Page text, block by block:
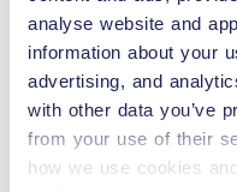
analyse website and
information about your
advertising, and
with other data you’ve
from your use of their
how we use cookies
BARNESÆDE
9–18 kg
AUTOSTOL